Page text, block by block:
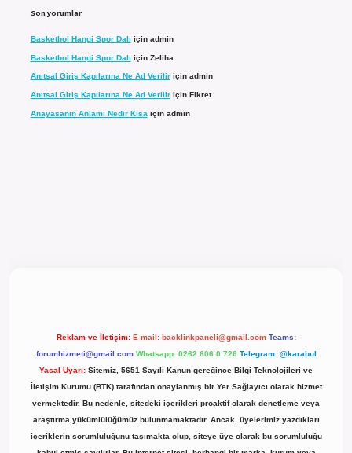
Son yorumlar
Basketbol Hangi Spor Dalı için admin
Basketbol Hangi Spor Dalı için Zeliha
Anıtsal Giriş Kapılarına Ne Ad Veriliriçin admin
Anıtsal Giriş Kapılarına Ne Ad Veriliriçin Fikret
Anayasanın Anlamı Nedir Kısa için admin
Reklam ve İletişim: E-mail: backlinkpaneli@gmail.com Teams:
forumhizmeti@gmail.com Whatsapp: 0262 606 0 726 Telegram: @karabul
Yasal Uyarı: Sitemiz, 5651 Sayılı Kanun gereğince Bilgi Teknolojileri ve
İletişim Kurumu (BTK) tarafından onaylanmış bir Yer Sağlayıcı olarak hizmet
vermektedir. Bu nedenle, sitedeki içerikleri proaktif olarak denetleme veya
araştırma yükümlülüğümüz bulunmamaktadır. Ancak, üyelerimiz yazdıkları
içeriklerin sorumluluğunu taşımakta olup, siteye üye olarak bu sorumluluğu